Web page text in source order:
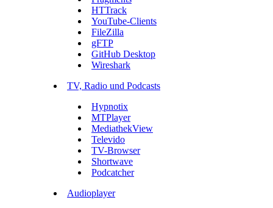
HTTrack
YouTube-Clients
FileZilla
gFTP
GitHub Desktop
Wireshark
TV, Radio und Podcasts
Hypnotix
MTPlayer
MediathekView
Televido
TV-Browser
Shortwave
Podcatcher
Audioplayer